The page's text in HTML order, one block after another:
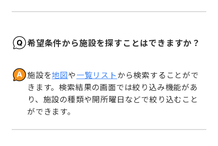
希望条件から施設を探すことはできますか？
施設を地図や一覧リストから検索することがで
きます。検索結果の画面では絞り込み機能があ
り、施設の種類や開所曜日などで絞り込むこと
ができます。